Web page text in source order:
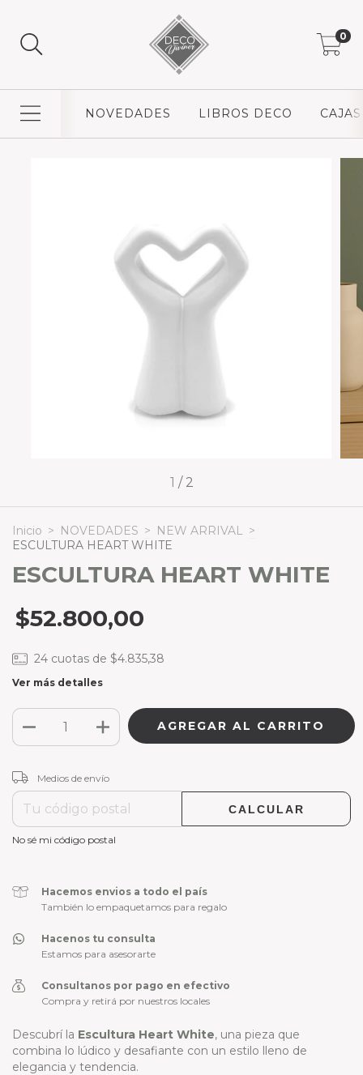
0
NOVEDADES LIBROS DECO CAJAS
1 / 2
Inicio > NOVEDADES > NEW ARRIVAL >
ESCULTURA HEART WHITE
ESCULTURA HEART WHITE
$52.800,00
24 cuotas de $4.835,38
Ver más detalles
Entregas para el CP:
Medios de envío
CALCULAR
No sé mi código postal
Hacemos envios a todo el país
También lo empaquetamos para regalo
Hacenos tu consulta
Estamos para asesorarte
Consultanos por pago en efectivo
Compra y retirá por nuestros locales
Descubrí la Escultura Heart White, una pieza que
combina lo lúdico y desafiante con un estilo lleno de
elegancia y tendencia.